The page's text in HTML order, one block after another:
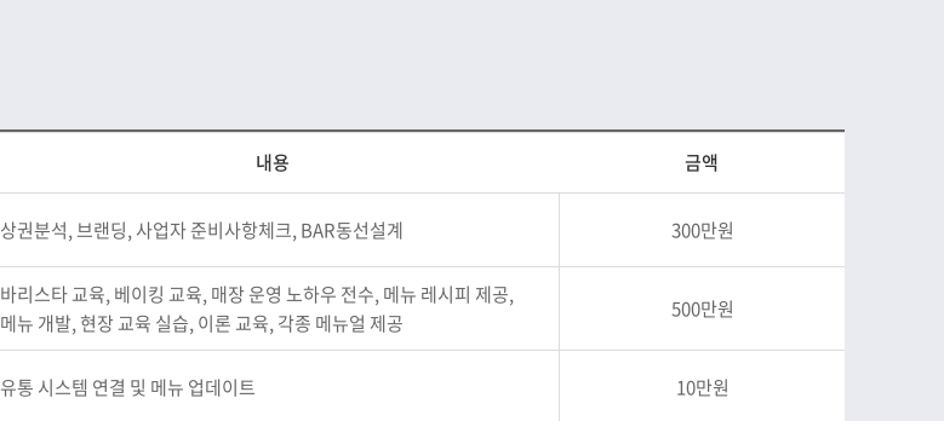
내용 금액
상권분석, 브랜딩, 사업자 준비사항체크, BAR동선설계 300만원
바리스타 교육, 베이킹 교육, 매장 운영 노하우 전수, 메뉴 레시피 제공,
메뉴 개발, 현장 교육 실습, 이론 교육, 각종 메뉴얼 제공
500만원
유통 시스템 연결 및 메뉴 업데이트 10만원